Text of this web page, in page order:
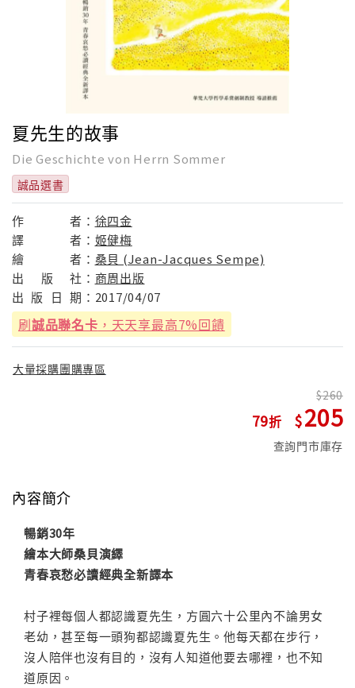
夏先生的故事
Die Geschichte von Herrn Sommer
誠品選書
作 者： 徐四金
譯
者： 姬健梅
繪
者： 桑貝 (Jean-Jacques Sempe)
出
版 社： 商周出版
出 版 日 期： 2017/04/07
刷誠品聯名卡 ，天天享最高7%回饋
大量採購團購專區
79
260
205
查詢門市庫存
內容簡介
暢銷30年
繪本大師桑貝演繹
青春哀愁必讀經典全新譯本
村子裡每個人都認識夏先生，方圓六十公里內不論男女
老幼，甚至每一頭狗都認識夏先生。他每天都在步行，
沒人陪伴也沒有目的，沒有人知道他要去哪裡，也不知
道原因。